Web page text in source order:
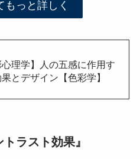
っと詳しく
心理学】人の五感に作用す
とデザイン【色彩学】
ラスト効果』